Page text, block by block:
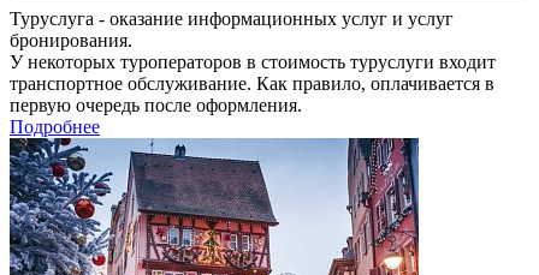
Туруслуга - оказание информационных услуг и услуг
бронирования.
У некоторых туроператоров в стоимость туруслуги входит
транспортное обслуживание. Как правило, оплачивается в
первую очередь после оформления.
Подробнее